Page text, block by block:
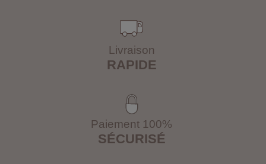
Livraison
RAPIDE
Paiement 100%
SÉCURISÉ